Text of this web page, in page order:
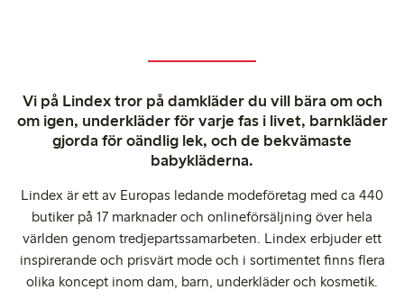
Vi på Lindex tror på damkläder du vill bära om och
om igen, underkläder för varje fas i livet, barnkläder
gjorda för oändlig lek, och de bekvämaste
babykläderna.
Lindex är ett av Europas ledande modeföretag med ca 440
butiker på 17 marknader och onlineförsäljning över hela
världen genom tredjepartssamarbeten. Lindex erbjuder ett
inspirerande och prisvärt mode och i sortimentet finns flera
olika koncept inom dam, barn, underkläder och kosmetik.